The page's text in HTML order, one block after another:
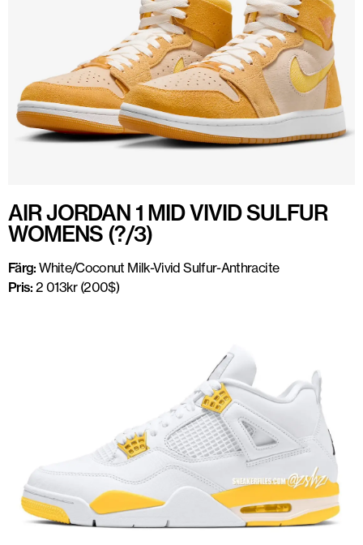
AIR JORDAN 1 MID VIVID SULFUR
WOMENS (?/3)
Färg:White/Coconut Milk-Vivid Sulfur-Anthracite
Pris: 2 013kr (200$)